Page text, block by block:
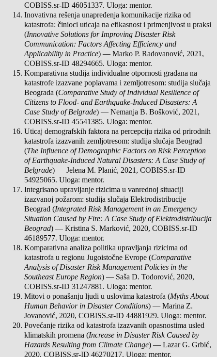
COBISS.sr-ID 46051337. Uloga: mentor.
Inovativna rešenja unapređenja komunikacije rizika od
katastrofa: činioci uticaja na efikasnost i primenjivost u praksi
(Innovative Solutions for Improving Disaster Risk
Communication: Factors Affecting Efficiency and
Applicability in Practice) — Marko P. Radovanović, 2021,
COBISS.sr-ID 48294665. Uloga: mentor.
Komparativna studija individualne otpornosti građana na
katastrofe izazvane poplavama i zemljotresom: studija slučaja
Beograda (Comparative Study of Individual Resilience of
Citizens to Flood- and Earthquake-Induced Disasters: A
Case Study of Belgrade) — Nemanja B. Bošković, 2021,
COBISS.sr-ID 45541385. Uloga: mentor.
Uticaj demografskih faktora na percepciju rizika od prirodnih
katastrofa izazvanih zemljotresom: studija slučaja Beograd
(The Influence of Demographic Factors on Risk Perception
of Earthquake-Induced Natural Disasters: A Case Study of
Belgrade) — Jelena M. Planić, 2021, COBISS.sr-ID
54925065. Uloga: mentor.
Integrisano upravljanje rizicima u vanrednoj situaciji
izazvanoj požarom: studija slučaja Elektrodistribucije
Beograd (Integrated Risk Management in an Emergency
Situation Caused by Fire: A Case Study of Elektrodistribucija
Beograd) — Kristina S. Marković, 2020, COBISS.sr-ID
46189577. Uloga: mentor.
Komparativna analiza politika upravljanja rizicima od
katastrofa u regionu Jugoistočne Evrope (Comparative
Analysis of Disaster Risk Management Policies in the
Southeast Europe Region) — Saša D. Todorović, 2020,
COBISS.sr-ID 31247881. Uloga: mentor.
Mitovi o ponašanju ljudi u uslovima katastrofa (Myths About
Human Behavior in Disaster Conditions) — Marina Z.
Jovanović, 2020, COBISS.sr-ID 44881929. Uloga: mentor.
Povećanje rizika od katastrofa izazvanih opasnostima usled
klimatskih promena (Increase in Disaster Risk Caused by
Hazards Resulting from Climate Change) — Lazar G. Grbić,
2020, COBISS.sr-ID 46270217. Uloga: mentor.